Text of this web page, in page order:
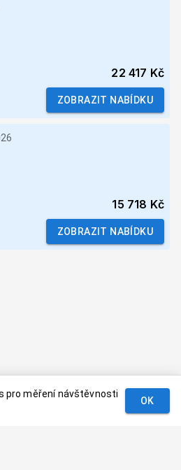
22 417 Kč
ZOBRAZIT NABÍDKU
15 718 Kč
ZOBRAZIT NABÍDKU
pro měření návštěvnosti
OK